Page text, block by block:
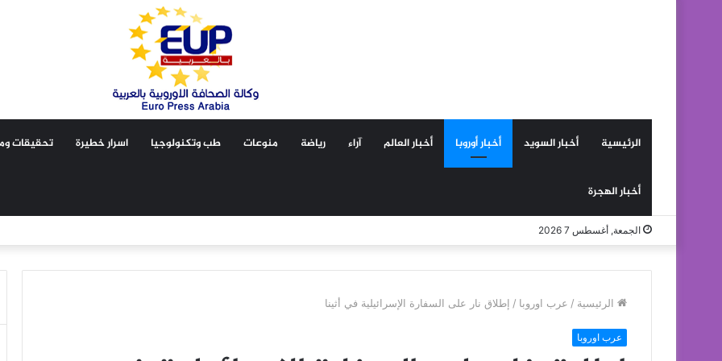
الرئيسية أخبار السويد أخبار أوروبا أخبار العالم آراء رياضة منوعات طب وتكنولوجيا اسرار خطيرة تحقيقات
أخبار الهجرة
الجمعة, أغسطس 7 2026
الرئيسية / عرب اوروبا / إطلاق نار على السفارة الإسرائيلية في أثينا
عرب اوروبا